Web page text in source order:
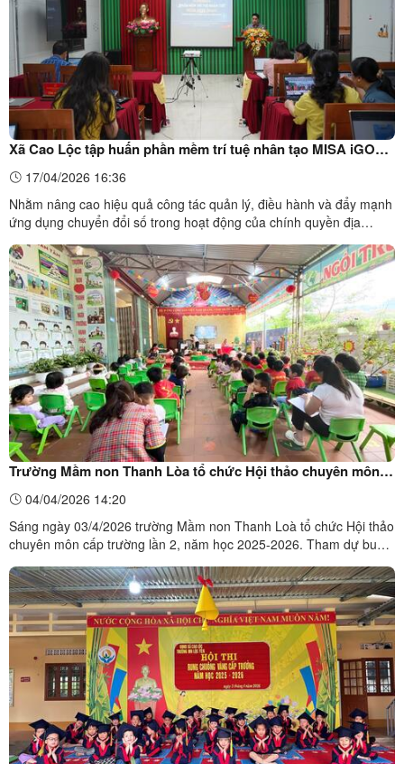
Xã Cao Lộc tập huấn phần mềm trí tuệ nhân tạo MISA iGOV
OneAI trong quản lý Chính quyền thông minh
17/04/2026 16:36
Nhằm nâng cao hiệu quả công tác quản lý, điều hành và đẩy mạnh
ứng dụng chuyển đổi số trong hoạt động của chính quyền địa
phương. Ngày 17/4/2026, UBND xã Cao Lộc tổ chức hội nghị tập
huấn sử dụng phần mềm Trí tuệ nhân tạo MISA iGOV OneAI cho
đội ngũ cán bộ, công chức, viên chức trên địa bàn.ảnh: ...
Trường Mầm non Thanh Lòa tổ chức Hội thảo chuyên môn
cấp trường lần 2, năm học 2025-2026
04/04/2026 14:20
Sáng ngày 03/4/2026 trường Mầm non Thanh Loà tổ chức Hội thảo
chuyên môn cấp trường lần 2, năm học 2025-2026. Tham dự buổi
hội thảo có cán bộ quản lý, giáo viên, học sinh và đại diện phụ
huynh các lớp trong nhà trường. ảnh: Toàn cảnh buổi Hội thảoTại
buổi hội thảo cán bộ quản lý, giáo viên, phụ ...